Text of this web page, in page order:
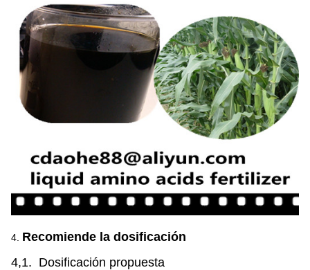
4. Recomiende la dosificación
4,1. Dosificación propuesta